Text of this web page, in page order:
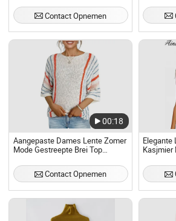
Contact Opnemen
00:18
Aangepaste Dames Lente Zomer
Mode Gestreepte Brei Top
Pasvorm Lichtgewicht Trui
Dames KledingContact Opnemen
Elegante
Kasjmier